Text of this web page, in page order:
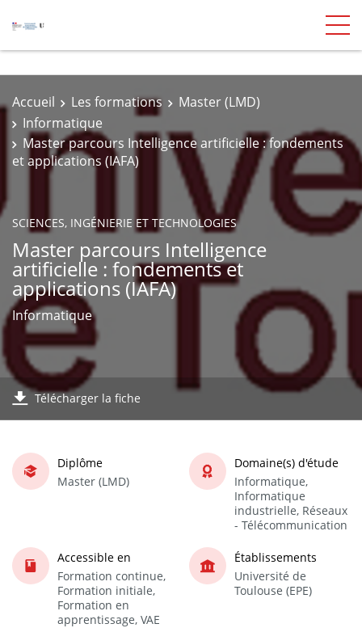
Accueil Les formations
Master (LMD)
Informatique
Master parcours Intelligence artificielle : fondements
et applications (IAFA)
SCIENCES, INGÉNIERIE ET TECHNOLOGIES
Master parcours Intelligence
artificielle : fondements et
applications (IAFA)
Informatique
Télécharger la fiche
Diplôme
Master (LMD)
Domaine(s) d'étude
Informatique,
Informatique
industrielle, Réseaux
- Télécommunication
Accessible en
Formation continue,
Formation initiale,
Formation en
apprentissage, VAE
Établissements
Université de
Toulouse (EPE)